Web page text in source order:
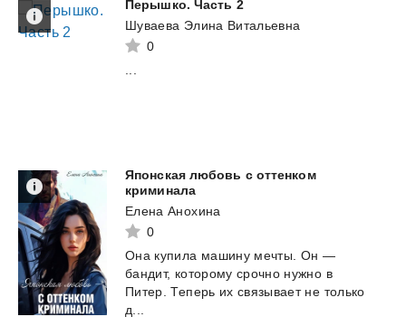
Перышко. Часть 2
Шуваева Элина Витальевна
0
Японская любовь с оттенком
криминала
Елена Анохина
0
Она купила машину мечты. Он —
бандит, которому срочно нужно в
Питер. Теперь их связывает не только
д...